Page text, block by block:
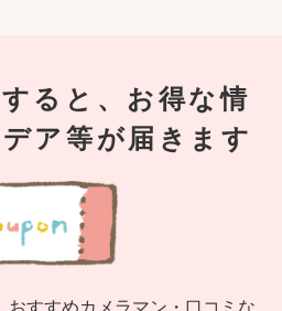
ると、お得な情
ア等が届きます
おすすめカメラマン・口コミな